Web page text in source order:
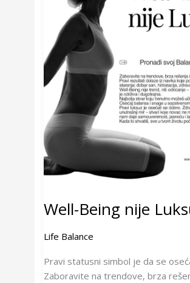
Well-Being nije
Life Balance
Pravi statusni simbol je da se
Zaboravite na trendove, brza